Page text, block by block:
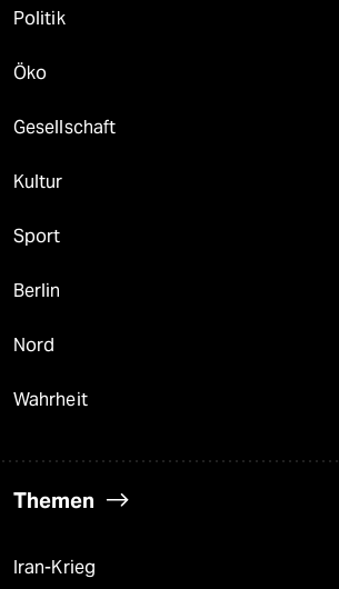
Politik
Öko
Gesellschaft
Kultur
Sport
Berlin
Nord
Wahrheit
Themen
Iran-Krieg